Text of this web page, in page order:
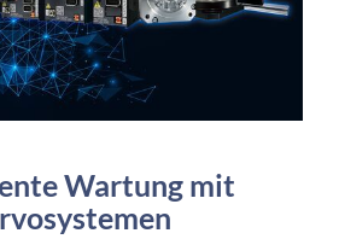
Wartung mit